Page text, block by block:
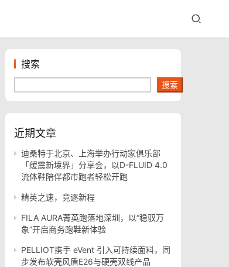
搜索
搜索
近期文章
迪桑特于北京、上海举办行动家俱乐部
「缓震新境界」分享会，以D-FLUID 4.0
流体鞋陪伴都市跑者轻松开跑
精英之速，竞逐新程
FILA AURA菁英跑落地深圳，以“稳驭万
象”开启商务跑鞋新体验
PELLIOT携手 eVent 引入可持续面料，同
步发布软壳风盾E26与硬壳双线产品